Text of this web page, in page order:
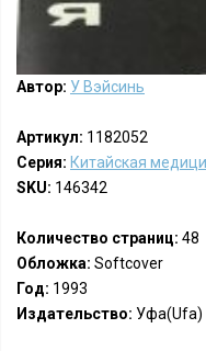
Автор: У Вэйсинь
Артикул: 1182052
Серия: Китайская
SKU: 146342
Количество страниц: 48
Обложка: Softcover
Год: 1993
Издательство: Уфа(Ufa)